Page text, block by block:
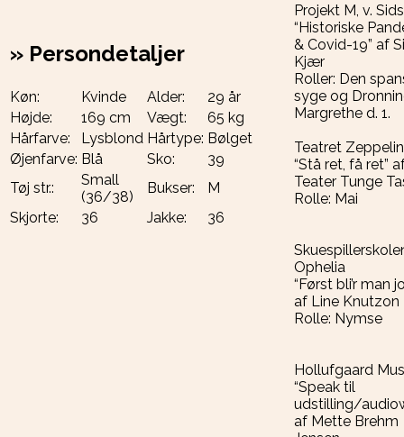
» Persondetaljer
Køn: Kvinde Alder:
29 år
Højde:
169 cm Vægt:
65 kg
Hårfarve:
Lysblond Hårtype: Bølget
Øjenfarve: Blå Sko:
39
Tøj str.:
Small
(36/38)
Bukser:
M
Skjorte:
36 Jakke: 36
Projekt M, v.
“Historiske
& Covid-19” af
Kjær
Roller: Den
syge og
Margrethe d. 1.
Teatret Zeppelin
“Stå ret, få ret”
Teater Tunge
Rolle: Mai
Ophelia
“Først bli’r man
af Line Knutzon
Rolle: Nymse
Hollufgaard
“Speak til
udstilling/
af Mette Brehm